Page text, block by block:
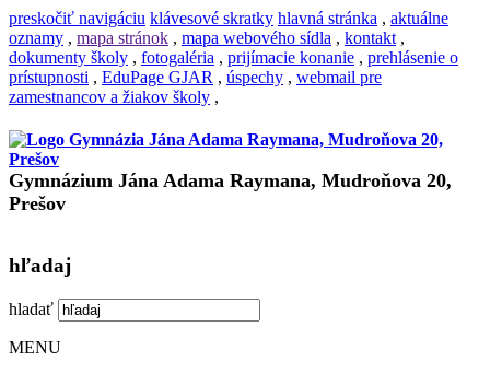
preskočiť navigáciu klávesové skratky hlavná stránka , aktuálne
oznamy , mapa stránok , mapa webového sídla , kontakt ,
dokumenty školy , fotogaléria , prijímacie konanie , prehlásenie o
prístupnosti , EduPage GJAR , úspechy , webmail pre
zamestnancov a žiakov školy ,
Gymnázium Jána Adama Raymana, Mudroňova 20,
Prešov
hľadaj
hladať
MENU